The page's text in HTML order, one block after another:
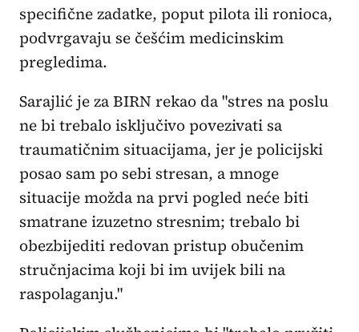
specifične zadatke, poput pilota ili ronioca,
podvrgavaju se češćim medicinskim
pregledima.
Sarajlić je za BIRN rekao da "stres na poslu
ne bi trebalo isključivo povezivati sa
traumatičnim situacijama, jer je policijski
posao sam po sebi stresan, a mnoge
situacije možda na prvi pogled neće biti
smatrane izuzetno stresnim; trebalo bi
obezbijediti redovan pristup obučenim
stručnjacima koji bi im uvijek bili na
raspolaganju."